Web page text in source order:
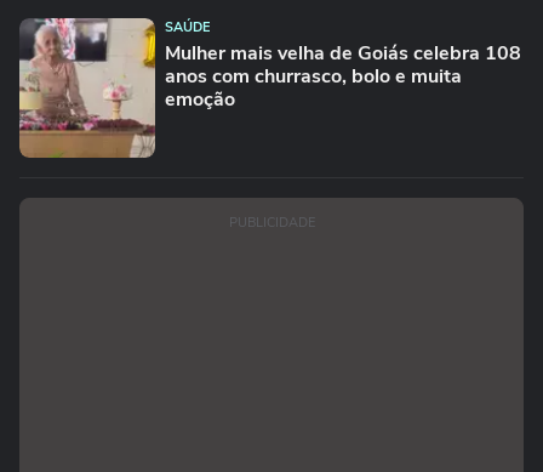
SAÚDE
Mulher mais velha de Goiás celebra 108
anos com churrasco, bolo e muita
emoção
PUBLICIDADE